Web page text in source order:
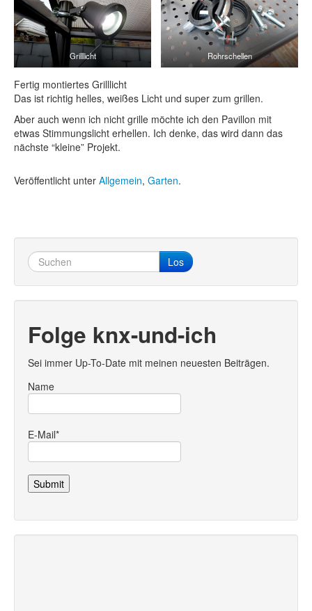
Grilllicht Rohrschellen
Fertig montiertes Grilllicht
Das ist richtig helles, weißes Licht und super zum grillen.
Aber auch wenn ich nicht grille möchte ich den Pavillon mit
etwas Stimmungslicht erhellen. Ich denke, das wird dann das
nächste “kleine” Projekt.
Veröffentlicht unter Allgemein, Garten.
Los
Folge knx-und-ich
Sei immer Up-To-Date mit meinen neuesten Beiträgen.
Name
E-Mail*